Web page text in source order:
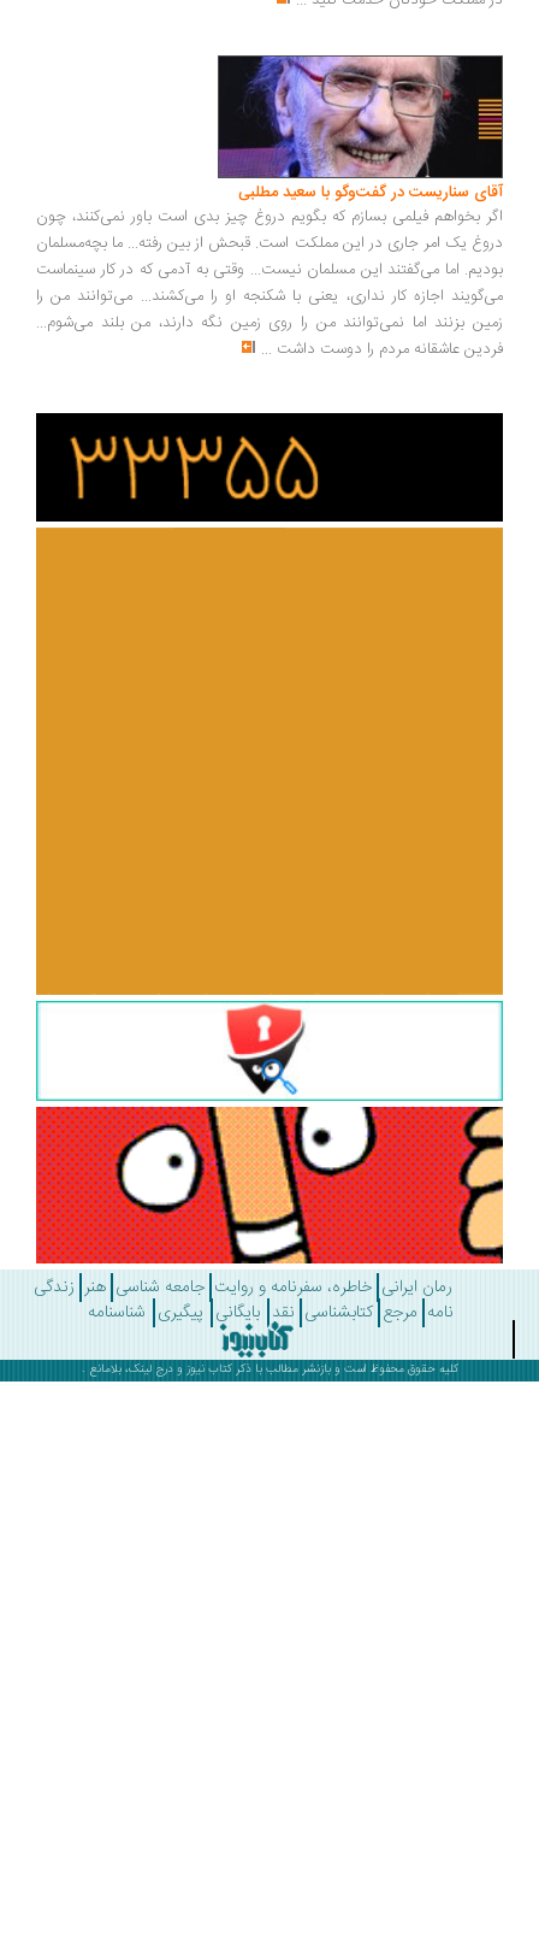
سناریست در گفت‌وگو با سعید مطلبی
بخواهم فیلمی بسازم که بگویم دروغ چیز بدی است باور نمی‌کنند، چون
یک امر جاری در این مملکت است. قبحش از بین رفته... ما بچه‌مسلمان
اما می‌گفتند این مسلمان نیست... وقتی به آدمی که در کار سینماست
اجازه کار نداری، یعنی با شکنجه او را می‌کشند... می‌توانند من را
بزنند اما نمی‌توانند من را روی زمین نگه دارند، من بلند می‌شوم...
عاشقانه مردم را دوست داشت ...
رمان ایرانی خاطره، سفرنامه و روایت جامعه شناسی هنر زندگی
مرجع کتابشناسی نقد بایگانی پیگیری شناسنامه
کلیه حقوق محفوظ است و بازنشر مطالب با ذکرکتاب نیوز و درج لینک، بلامانع .